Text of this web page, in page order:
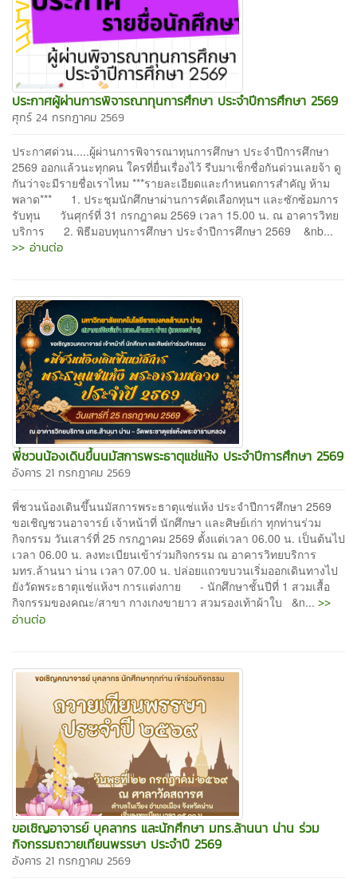
ประกาศผู้ผ่านการพิจารณาทุนการศึกษา ประจำปีการศึกษา 2569
ศุกร์ 24 กรกฎาคม 2569
ประกาศด่วน.....ผู้ผ่านการพิจารณาทุนการศึกษา ประจำปีการศึกษา
2569 ออกแล้วนะทุกคน ใครที่ยื่นเรื่องไว้ รีบมาเช็กชื่อกันด่วนเลยจ้า ดู
กันว่าจะมีรายชื่อเราไหม ***รายละเอียดและกำหนดการสำคัญ ห้าม
พลาด*** 1. ประชุมนักศึกษาผ่านการคัดเลือกทุนฯ และซักซ้อมการ
รับทุน วันศุกร์ที่ 31 กรกฎาคม 2569 เวลา 15.00 น. ณ อาคารวิทย
บริการ 2. พิธีมอบทุนการศึกษา ประจำปีการศึกษา 2569 &nb...
>> อ่านต่อ
พี่ชวนน้องเดินขึ้นนมัสการพระธาตุแช่แห้ง ประจำปีการศึกษา 2569
อังคาร 21 กรกฎาคม 2569
พี่ชวนน้องเดินขึ้นนมัสการพระธาตุแช่แห้ง ประจำปีการศึกษา 2569
ขอเชิญชวนอาจารย์ เจ้าหน้าที่ นักศึกษา และศิษย์เก่า ทุกท่านร่วม
กิจกรรม วันเสาร์ที่ 25 กรกฎาคม 2569 ตั้งแต่เวลา 06.00 น. เป็นต้นไป
เวลา 06.00 น. ลงทะเบียนเข้าร่วมกิจกรรม ณ อาคารวิทยบริการ
มทร.ล้านนา น่าน เวลา 07.00 น. ปล่อยแถวขบวนเริ่มออกเดินทางไป
ยังวัดพระธาตุแช่แห้งฯ การแต่งกาย - นักศึกษาชั้นปีที่ 1 สวมเสื้อ
กิจกรรมของคณะ/สาขา กางเกงขายาว สวมรองเท้าผ้าใบ &n... >>
อ่านต่อ
ขอเชิญอาจารย์ บุคลากร และนักศึกษา มทร.ล้านนา น่าน ร่วม
กิจกรรมถวายเทียนพรรษา ประจำปี 2569
อังคาร 21 กรกฎาคม 2569